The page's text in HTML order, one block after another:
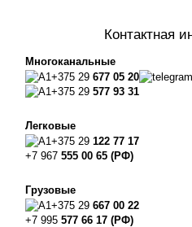
Контактная
Многоканальные
+375 29 677 05 20
+375 29 577 93 31
Легковые
+375 29 122 77 17
+7 967 555 00 65 (РФ)
Грузовые
+375 29 667 00 22
+7 995 577 66 17 (РФ)